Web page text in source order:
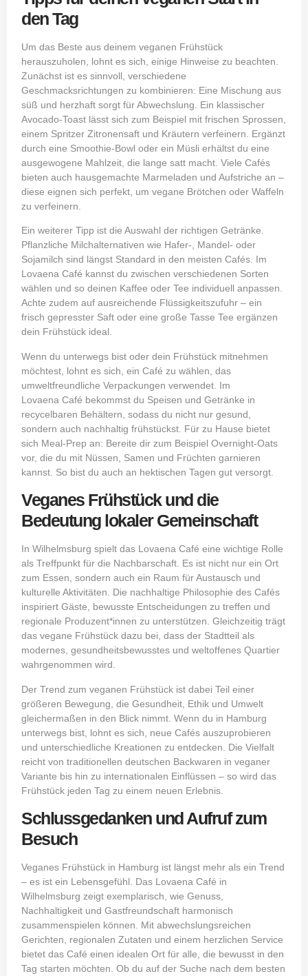
den Tag
Um das Beste aus deinem veganen Frühstück
herauszuholen, lohnt es sich, einige Hinweise zu beachten.
Zunächst ist es sinnvoll, verschiedene
Geschmacksrichtungen zu kombinieren: Eine Mischung aus
süß und herzhaft sorgt für Abwechslung. Ein klassischer
Avocado‑Toast lässt sich zum Beispiel mit frischen Sprossen,
einem Spritzer Zitronensaft und Kräutern verfeinern. Ergänzt
durch eine Smoothie‑Bowl oder ein Müsli erhältst du eine
ausgewogene Mahlzeit, die lange satt macht. Viele Cafés
bieten auch hausgemachte Marmeladen und Aufstriche an –
diese eignen sich perfekt, um vegane Brötchen oder Waffeln
zu verfeinern.
Ein weiterer Tipp ist die Auswahl der richtigen Getränke.
Pflanzliche Milchalternativen wie Hafer-, Mandel‑ oder
Sojamilch sind längst Standard in den meisten Cafés. Im
Lovaena Café kannst du zwischen verschiedenen Sorten
wählen und so deinen Kaffee oder Tee individuell anpassen.
Achte zudem auf ausreichende Flüssigkeitszufuhr – ein
frisch gepresster Saft oder eine große Tasse Tee ergänzen
dein Frühstück ideal.
Wenn du unterwegs bist oder dein Frühstück mitnehmen
möchtest, lohnt es sich, ein Café zu wählen, das
umweltfreundliche Verpackungen verwendet. Im
Lovaena Café bekommst du Speisen und Getränke in
recycelbaren Behältern, sodass du nicht nur gesund,
sondern auch nachhaltig frühstückst. Für zu Hause bietet
sich Meal‑Prep an: Bereite dir zum Beispiel Overnight‑Oats
vor, die du mit Nüssen, Samen und Früchten garnieren
kannst. So bist du auch an hektischen Tagen gut versorgt.
Veganes Frühstück und die
Bedeutung lokaler Gemeinschaft
In Wilhelmsburg spielt das Lovaena Café eine wichtige Rolle
als Treffpunkt für die Nachbarschaft. Es ist nicht nur ein Ort
zum Essen, sondern auch ein Raum für Austausch und
kulturelle Aktivitäten. Die nachhaltige Philosophie des Cafés
inspiriert Gäste, bewusste Entscheidungen zu treffen und
regionale Produzent*innen zu unterstützen. Gleichzeitig trägt
das vegane Frühstück dazu bei, dass der Stadtteil als
modernes, gesundheitsbewusstes und weltoffenes Quartier
wahrgenommen wird.
Der Trend zum veganen Frühstück ist dabei Teil einer
größeren Bewegung, die Gesundheit, Ethik und Umwelt
gleichermaßen in den Blick nimmt. Wenn du in Hamburg
unterwegs bist, lohnt es sich, neue Cafés auszuprobieren
und unterschiedliche Kreationen zu entdecken. Die Vielfalt
reicht von traditionellen deutschen Backwaren in veganer
Variante bis hin zu internationalen Einflüssen – so wird das
Frühstück jeden Tag zu einem neuen Erlebnis.
Schlussgedanken und Aufruf zum
Besuch
Veganes Frühstück in Hamburg ist längst mehr als ein Trend
– es ist ein Lebensgefühl. Das Lovaena Café in
Wilhelmsburg zeigt exemplarisch, wie Genuss,
Nachhaltigkeit und Gastfreundschaft harmonisch
zusammenspielen können. Mit abwechslungsreichen
Gerichten, regionalen Zutaten und einem herzlichen Service
bietet das Café einen idealen Ort für alle, die bewusst in den
Tag starten möchten. Ob du auf der Suche nach dem besten